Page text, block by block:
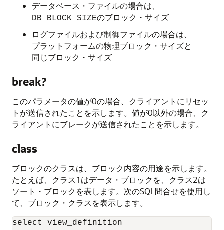
データベース・ファイルの場合は、
DB_BLOCK_SIZEのブロック・サイズ
ログファイルおよび制御ファイルの場合は、
プラットフォームの物理ブロック・サイズと
同じブロック・サイズ
break?
このパラメータの値が0の場合、クライアントにリセッ
トが送信されたことを示します。値が0以外の場合、ク
ライアントにブレークが送信されたことを示します。
class
ブロックのクラスは、ブロック内容の用途を示します。
たとえば、クラス1はデータ・ブロックを、クラス2は
ソート・ブロックを表します。次のSQL問合せを使用し
て、ブロック・クラスを表示します。
select view_definition